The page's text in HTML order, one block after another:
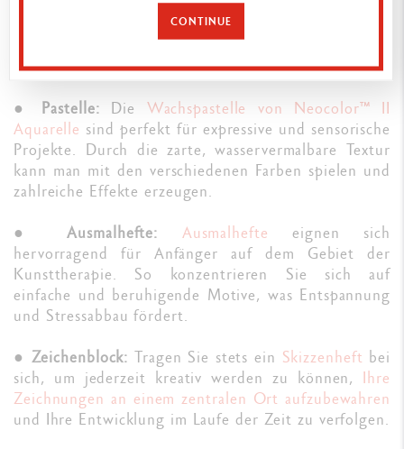
die ideale Wahl für präzise Linien
und leuchtende Farben. Durch die leichte
Anwendung kann man sie ideal für eine schnelle und
spontane Zeichen-Session nutzen.
●
Pastelle: Die Wachspastelle von Neocolor™ II
Aquarelle sind perfekt für expressive und sensorische
Projekte. Durch die zarte, wasservermalbare Textur
kann man mit den verschiedenen Farben spielen und
zahlreiche Effekte erzeugen.
●Ausmalhefte: Ausmalhefte eignen sich
hervorragend für Anfänger auf dem Gebiet der
Kunsttherapie. So konzentrieren Sie sich auf
einfache und beruhigende Motive, was Entspannung
und Stressabbau fördert.
● Zeichenblock: Tragen Sie stets ein Skizzenheft bei
sich, um jederzeit kreativ werden zu können, Ihre
Zeichnungen an einem zentralen Ort aufzubewahren
und Ihre Entwicklung im Laufe der Zeit zu verfolgen.
CONTINUE